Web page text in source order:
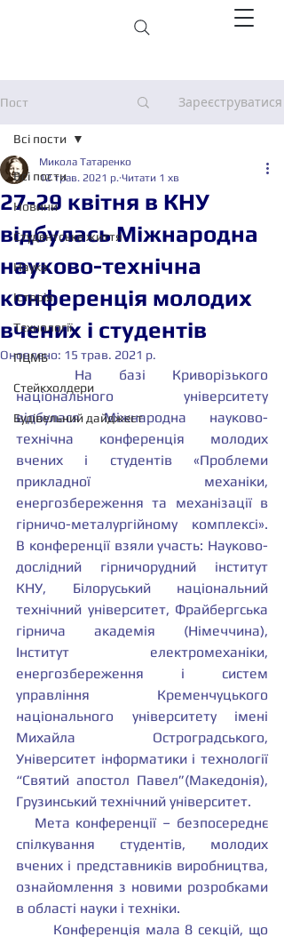
Пост Зареєструватися
Всі пости
Новини
Студентське життя
Наука
Історія
Технології
ПЦМБ
Стейкхолдери
Будівельний дайджест
Всі пости
27-29 квітня в КНУ
відбулась Міжнародна
науково-технічна
конференція молодих
вчених і студентів
Микола Татаренко
12 трав. 2021 р. Читати 1 хв
Оновлено: 15 трав. 2021 р.
національного університету
відбулася Міжнародна науково-
технічна конференція молодих
вчених і студентів «Проблеми
прикладної механіки,
енергозбереження та механізації в
гірничо-металургійному комплексі».
В конференції взяли участь: Науково-
дослідний гірничорудний інститут
КНУ, Білоруський національний
технічний університет, Фрайбергська
гірнича академія (Німеччина),
Інститут електромеханіки,
енергозбереження і систем
управління Кременчуцького
національного університету імені
Михайла Остроградського,
Університет інформатики і технології
“Святий апостол Павел”(Македонія),
Грузинський технічний університет.
спілкування студентів, молодих
вчених і представників виробництва,
ознайомлення з новими розробками
в області науки і техніки.